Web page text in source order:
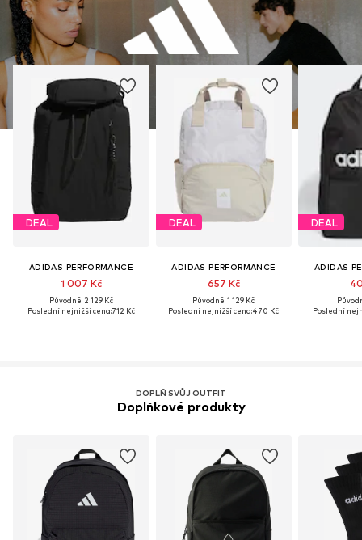
DEAL
ADIDAS PERFORMANCE
1 007 Kč
Původně: 2 129 Kč
Poslední nejnižší cena:712 Kč
DEAL
ADIDAS PERFORMANCE
657 Kč
Původně: 1 129 Kč
Poslední nejnižší cena:470 Kč
DEAL
ADIDAS
Poslední
DOPLŇ SVŮJ OUTFIT
Doplňkové produkty